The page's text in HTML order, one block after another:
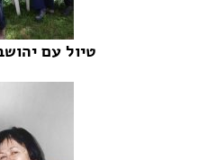
טיול עם